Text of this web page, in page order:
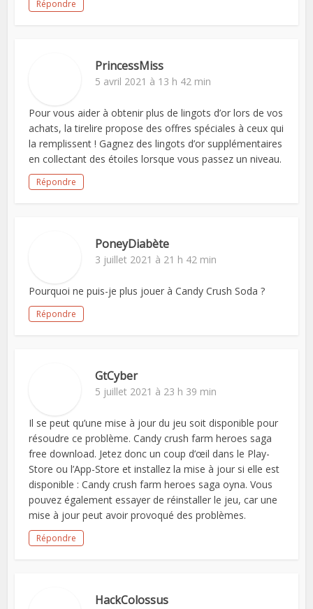
Répondre
PrincessMiss
5 avril 2021 à 13 h 42 min
Pour vous aider à obtenir plus de lingots d’or lors de vos
achats, la tirelire propose des offres spéciales à ceux qui
la remplissent ! Gagnez des lingots d’or supplémentaires
en collectant des étoiles lorsque vous passez un niveau.
Répondre
PoneyDiabète
3 juillet 2021 à 21 h 42 min
Pourquoi ne puis-je plus jouer à Candy Crush Soda ?
Répondre
GtCyber
5 juillet 2021 à 23 h 39 min
Il se peut qu’une mise à jour du jeu soit disponible pour
résoudre ce problème. Candy crush farm heroes saga
free download. Jetez donc un coup d’œil dans le Play-
Store ou l’App-Store et installez la mise à jour si elle est
disponible : Candy crush farm heroes saga oyna. Vous
pouvez également essayer de réinstaller le jeu, car une
mise à jour peut avoir provoqué des problèmes.
Répondre
HackColossus